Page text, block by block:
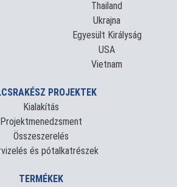
Thailand
Ukrajna
Egyesült Királyság
USA
Vietnam
PROJEKTEK
Kialakítás
Projektmenedzsment
Összeszerelés
és pótalkatrészek
TERMÉKEK